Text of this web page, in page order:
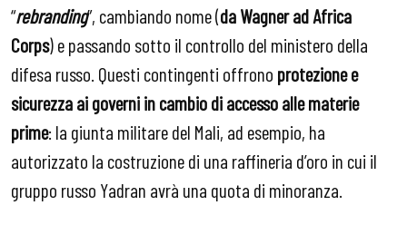
“rebranding”, cambiando nome (da Wagner ad Africa
Corps) e passando sotto il controllo del ministero della
difesa russo. Questi contingenti offrono protezione e
sicurezza ai governi in cambio diaccesso alle materie
prime: la giunta militare del Mali, ad esempio, ha
autorizzato la costruzione di una raffineria d’oro in cui il
gruppo russo Yadran avrà una quota di minoranza.